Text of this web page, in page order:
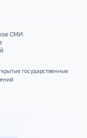
СМИ·
·
государственные